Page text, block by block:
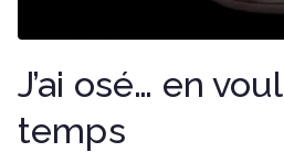
J’ai osé… en
temps